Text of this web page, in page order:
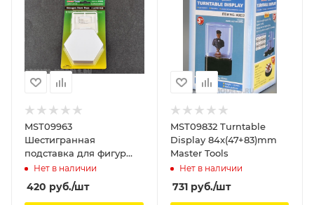
MST09963
Шестигранная
подставка для фигур
Master Tools
Нет в наличии
420 руб./шт
MST09832 Turntable
Display 84x(47+83)mm
Master Tools
Нет в наличии
731руб./шт